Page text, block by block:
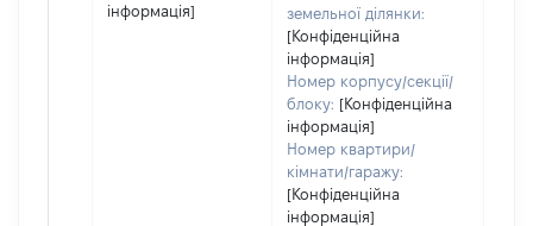
інформація]
земельної ділянки:
[Конфіденційна
інформація]
Номер корпусу/секції/
блоку: [Конфіденційна
інформація]
Номер квартири/
кімнати/гаражу:
[Конфіденційна
інформація]